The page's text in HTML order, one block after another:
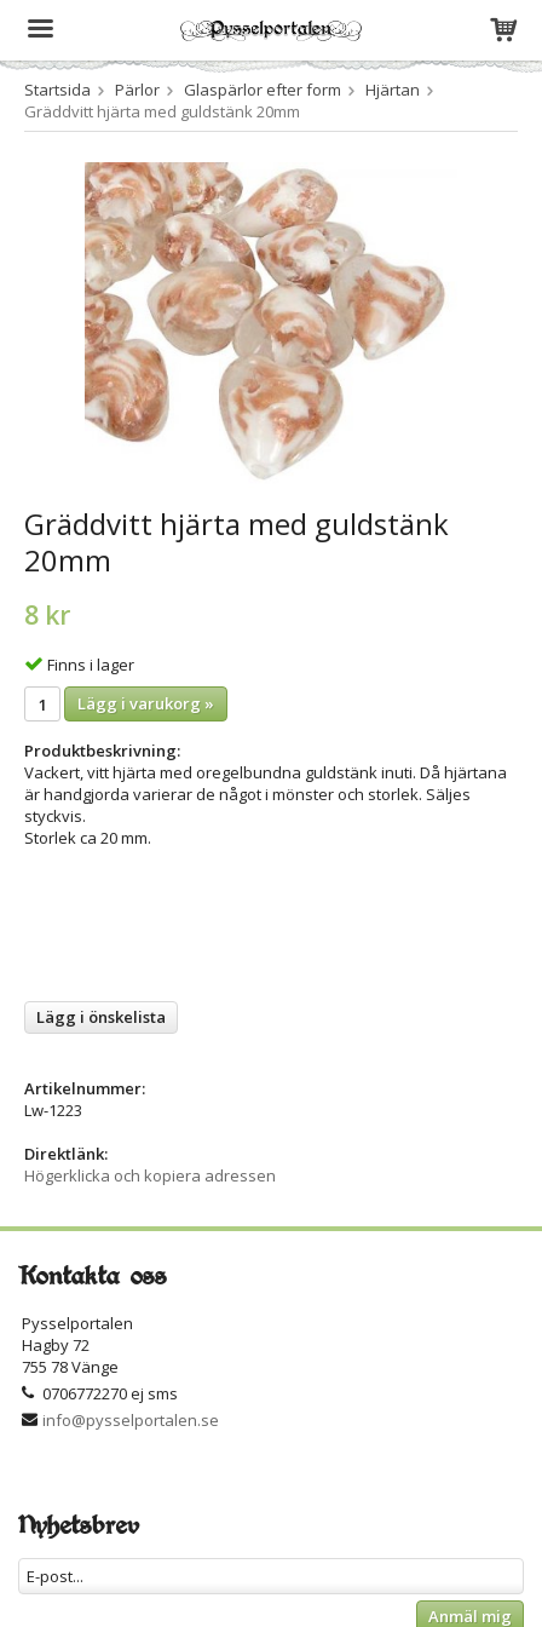
Produkten har blivit tillagd i varukorgen
Startsida Pärlor Glaspärlor efter form
Hjärtan
Gräddvitt hjärta med guldstänk 20mm
Gräddvitt hjärta med guldstänk
20mm
8 kr
Finns i lager
Lägg i varukorg »
Produktbeskrivning:
Vackert, vitt hjärta med oregelbundna guldstänk inuti. Då hjärtana
är handgjorda varierar de något i mönster och storlek. Säljes
styckvis.
Storlek ca 20 mm.
Lägg i önskelista
Artikelnummer:
Lw-1223
Direktlänk:
Högerklicka och kopiera adressen
Kontakta oss
Pysselportalen
Hagby 72
755 78 Vänge
0706772270 ej sms
info@pysselportalen.se
Nyhetsbrev
Anmäl mig